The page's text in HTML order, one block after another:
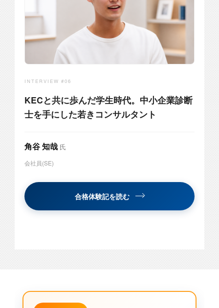
INTERVIEW #06
KECと共に歩んだ学生時代。中小企業診断
士を手にした若きコンサルタント
角谷 知哉 氏
会社員(SE)
合格体験記を読む